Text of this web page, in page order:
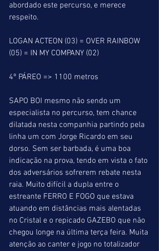
abordado este percurso, e merece
respeito.
LOGAN ACTEON (03) = OVER RAINBOW
(05) = IN MY COMPANY (02)
4º PÁREO => 1100 metros
SAPO BOI mesmo não sendo um
especialista no percurso, tem chance
dilatada nesta companhia partindo pela
linha um com Jorge Ricardo em seu
dorso. Sem ser barbada, é uma boa
indicação na prova, tendo em vista o fato
dos adversários sofrerem rebate nesta
raia. Muito difícil a dupla entre o
estreante FERRO E FOGO que estava
atuando em distâncias mais alentadas
no Cristal e o repicado GAZEBO que não
chegou longe na última terça feira. Muita
atenção ao canter e jogo no totalizador